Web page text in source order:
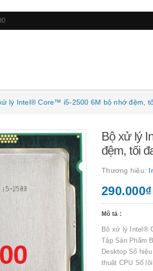
lý Intel® Core™ i5-2500 6M bộ nhớ đệm,
Bộ xử lý
đệm, tối
Thương hiệu:
290.000₫
Mô tả :
Bộ xử lý Intel®
Tập Sản Phẩm
Desktop Số
thuật CPU Số